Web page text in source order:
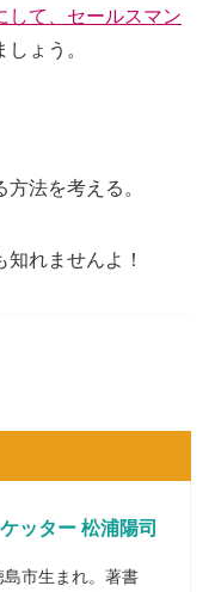
して、セールスマン
ょう。
法を考える。
れませんよ！
ッター 松浦陽司
市生まれ。著書